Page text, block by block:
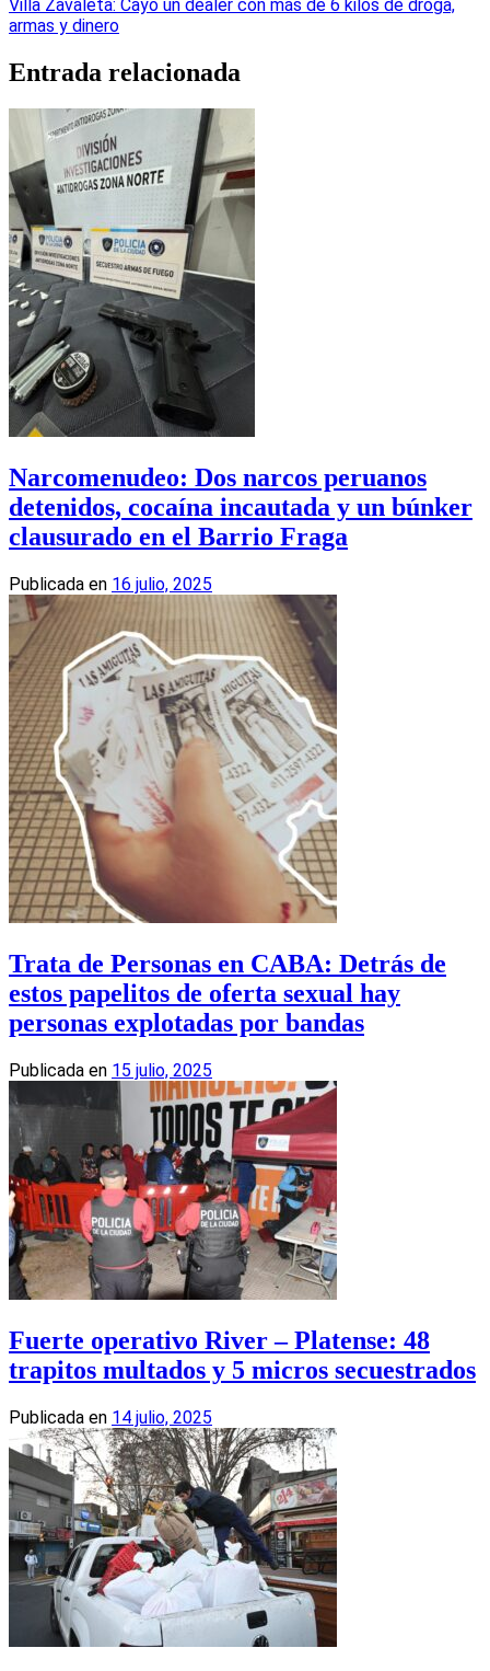
Villa Zavaleta: Cayó un dealer con más de 6 kilos de droga,
armas y dinero
Entrada relacionada
Narcomenudeo: Dos narcos peruanos
detenidos, cocaína incautada y un búnker
clausurado en el Barrio Fraga
Publicada en 16 julio, 2025
Trata de Personas en CABA: Detrás de
estos papelitos de oferta sexual hay
personas explotadas por bandas
Publicada en 15 julio, 2025
Fuerte operativo River – Platense: 48
trapitos multados y 5 micros secuestrados
Publicada en 14 julio, 2025